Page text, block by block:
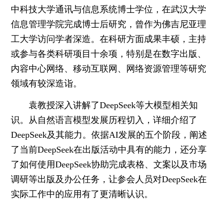
中科技大学通讯与信息系统博士学位，在武汉大学
信息管理学院完成博士后研究，曾作为佛吉尼亚理
工大学访问学者深造。在科研方面成果丰硕，主持
或参与各类科研项目十余项，特别是在数字出版、
内容中心网络、移动互联网、网络资源管理等研究
领域有较深造诣。
袁教授深入讲解了DeepSeek等大模型相关知
识。从自然语言模型发展历程切入，详细介绍了
DeepSeek及其能力。依据AI发展的五个阶段，阐述
了当前DeepSeek在出版活动中具有的能力，还分享
了如何使用DeepSeek协助完成表格、文案以及市场
调研等出版及办公任务，让参会人员对DeepSeek在
实际工作中的应用有了更清晰认识。